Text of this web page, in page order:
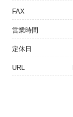
FAX
営業時間
定休日
URL